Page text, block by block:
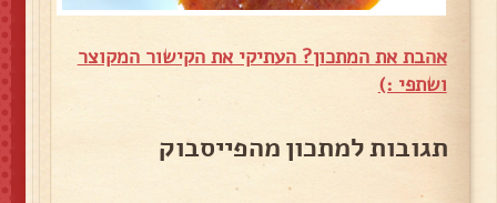
אהבת את המתכון? העתיקי את הקישור המקוצר
ושתפי :)
תגובות למתכון מהפייסבוק